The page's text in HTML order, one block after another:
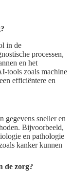
in de
processen,
en het
tools zoals machine
efficiëntere en
gegevens sneller en
Bijvoorbeeld,
en pathologie
kanker kunnen
de zorg?